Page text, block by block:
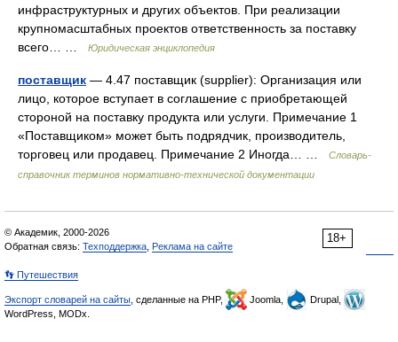
инфраструктурных и других объектов. При реализации
крупномасштабных проектов ответственность за поставку
всего… …
Юридическая энциклопедия
поставщик — 4.47 поставщик (supplier): Организация или
лицо, которое вступает в соглашение с приобретающей
стороной на поставку продукта или услуги. Примечание 1
«Поставщиком» может быть подрядчик, производитель,
торговец или продавец. Примечание 2 Иногда… …
Словарь-
справочник терминов нормативно-технической документации
18+
© Академик, 2000-2026
Обратная связь: Техподдержка Реклама на сайте
👣 Путешествия
Экспорт словарей на сайты , сделанные на PHP, Joomla,
Drupal,
WordPress, MODx.